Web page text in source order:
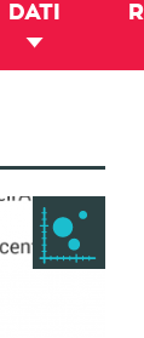
DATI